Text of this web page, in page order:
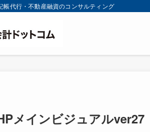
帳代行・不動産融資のコンサルティング
メインビジュアルver27